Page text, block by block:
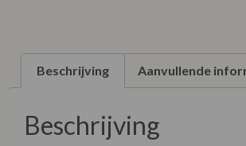
Beschrijving Aanvullende
Beschrijving